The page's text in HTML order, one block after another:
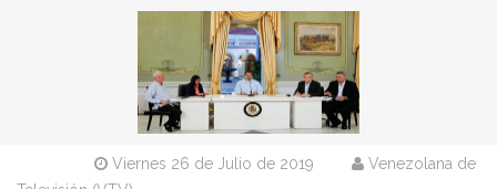
Viernes 26 de Julio de 2019
Venezolana de